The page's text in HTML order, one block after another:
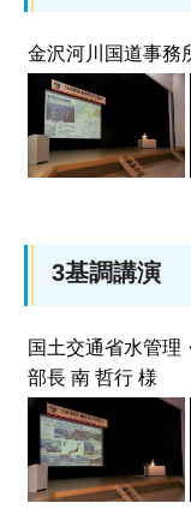
金沢河川国道事務
3基調講演
国土交通省水管理
部長 南 哲行 様